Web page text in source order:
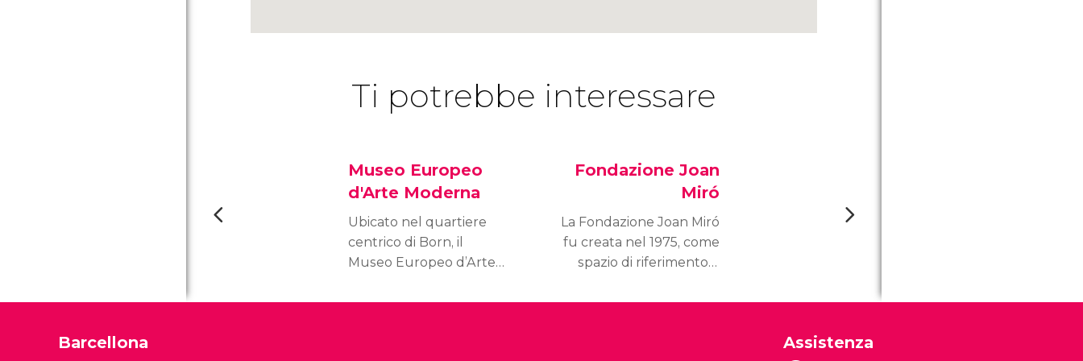
Ti potrebbe interessare
Museo Europeo
d'Arte Moderna
Ubicato nel quartiere
centrico di Born, il
Museo Europeo d’Arte
come obiettivo la
Fondazione Joan
Miró
La Fondazione Joan Miró
fu creata nel 1975, come
spazio di riferimento e
diffusione dell'arte
Barcellona Assistenza